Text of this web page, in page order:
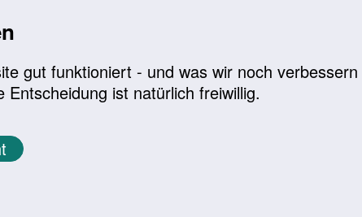
gut funktioniert - und was wir noch
ist natürlich freiwillig.